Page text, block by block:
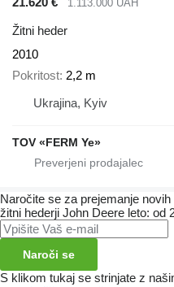
1.113.000 UAH
Žitni heder
2010
Pokritost 2,2 m
Ukrajina, Kyiv
TOV «FERM Ye»
Naročite se za prejemanje
žitni hederji John Deere leto: od
Naroči se
S klikom tukaj se strinjate z